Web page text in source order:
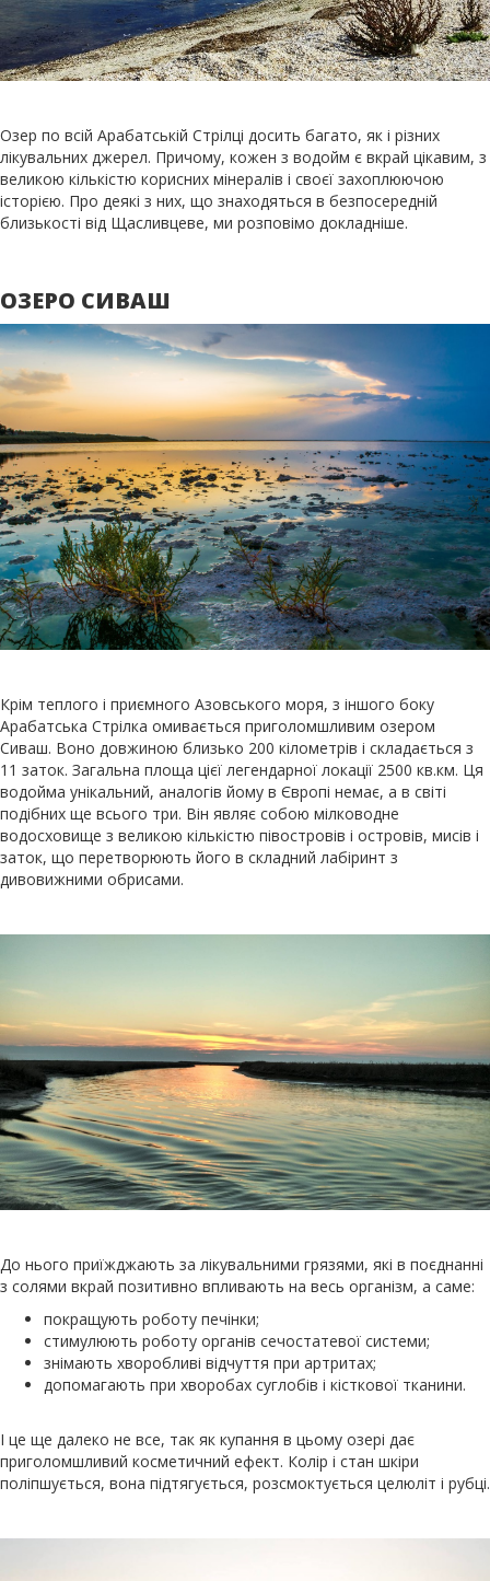
Озер по всій Арабатській Стрілці досить багато, як і різних
лікувальних джерел. Причому, кожен з водойм є вкрай цікавим, з
великою кількістю корисних мінералів і своєї захоплюючою
історією. Про деякі з них, що знаходяться в безпосередній
близькості від Щасливцеве, ми розповімо докладніше.
ОЗЕРО СИВАШ
Крім теплого і приємного Азовського моря, з іншого боку
Арабатська Стрілка омивається приголомшливим озером
Сиваш. Воно довжиною близько 200 кілометрів і складається з
11 заток. Загальна площа цієї легендарної локації 2500 кв.км. Ця
водойма унікальний, аналогів йому в Європі немає, а в світі
подібних ще всього три. Він являє собою мілководне
водосховище з великою кількістю півостровів і островів, мисів і
заток, що перетворюють його в складний лабіринт з
дивовижними обрисами.
До нього приїжджають за лікувальними грязями, які в поєднанні
з солями вкрай позитивно впливають на весь організм, а саме:
покращують роботу печінки;
стимулюють роботу органів сечостатевої системи;
знімають хворобливі відчуття при артритах;
допомагають при хворобах суглобів і кісткової тканини.
І це ще далеко не все, так як купання в цьому озері дає
приголомшливий косметичний ефект. Колір і стан шкіри
поліпшується, вона підтягується, розсмоктується целюліт і рубці.